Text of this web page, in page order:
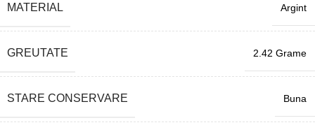
MATERIAL Argint
GREUTATE 2.42 Grame
STARE CONSERVARE Buna